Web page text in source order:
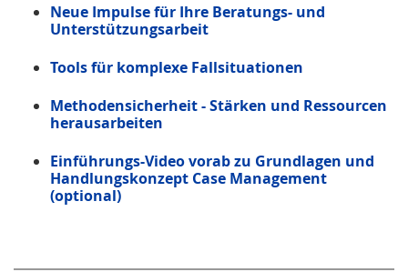
Neue Impulse für Ihre Beratungs- und
Unterstützungsarbeit
Tools für komplexe Fallsituationen
Methodensicherheit - Stärken und Ressourcen
herausarbeiten
Einführungs-Video vorab zu Grundlagen und
Handlungskonzept Case Management
(optional)